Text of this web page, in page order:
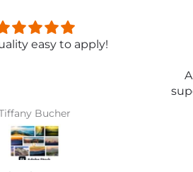
easy to apply!
Bucher